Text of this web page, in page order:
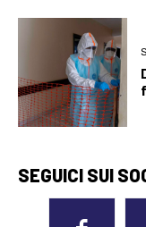
SEGUICI SUI